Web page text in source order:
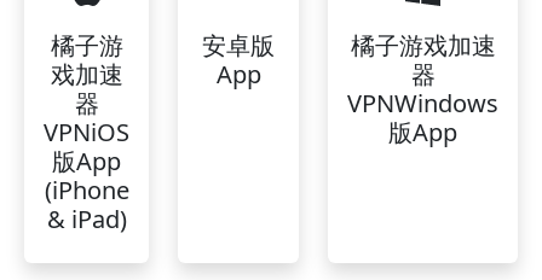
橘子游
戏加速
器
VPNiOS
版App
(iPhone
& iPad)
安卓版
App
橘子游戏加速
器
VPNWindows
版App